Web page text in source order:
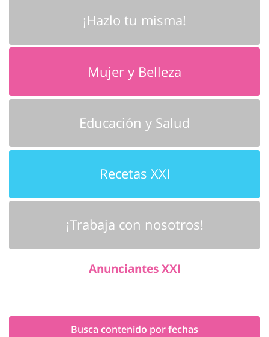
¡Hazlo tu misma!
Mujer y Belleza
Educación y Salud
Recetas XXI
¡Trabaja con nosotros!
Anunciantes XXI
Busca contenido por fechas